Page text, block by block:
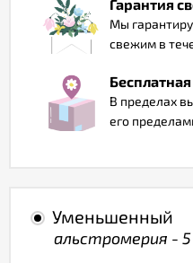
Гарантия
Мы
свежим в
В пределах
его
Уменьшенный
альстромерия -